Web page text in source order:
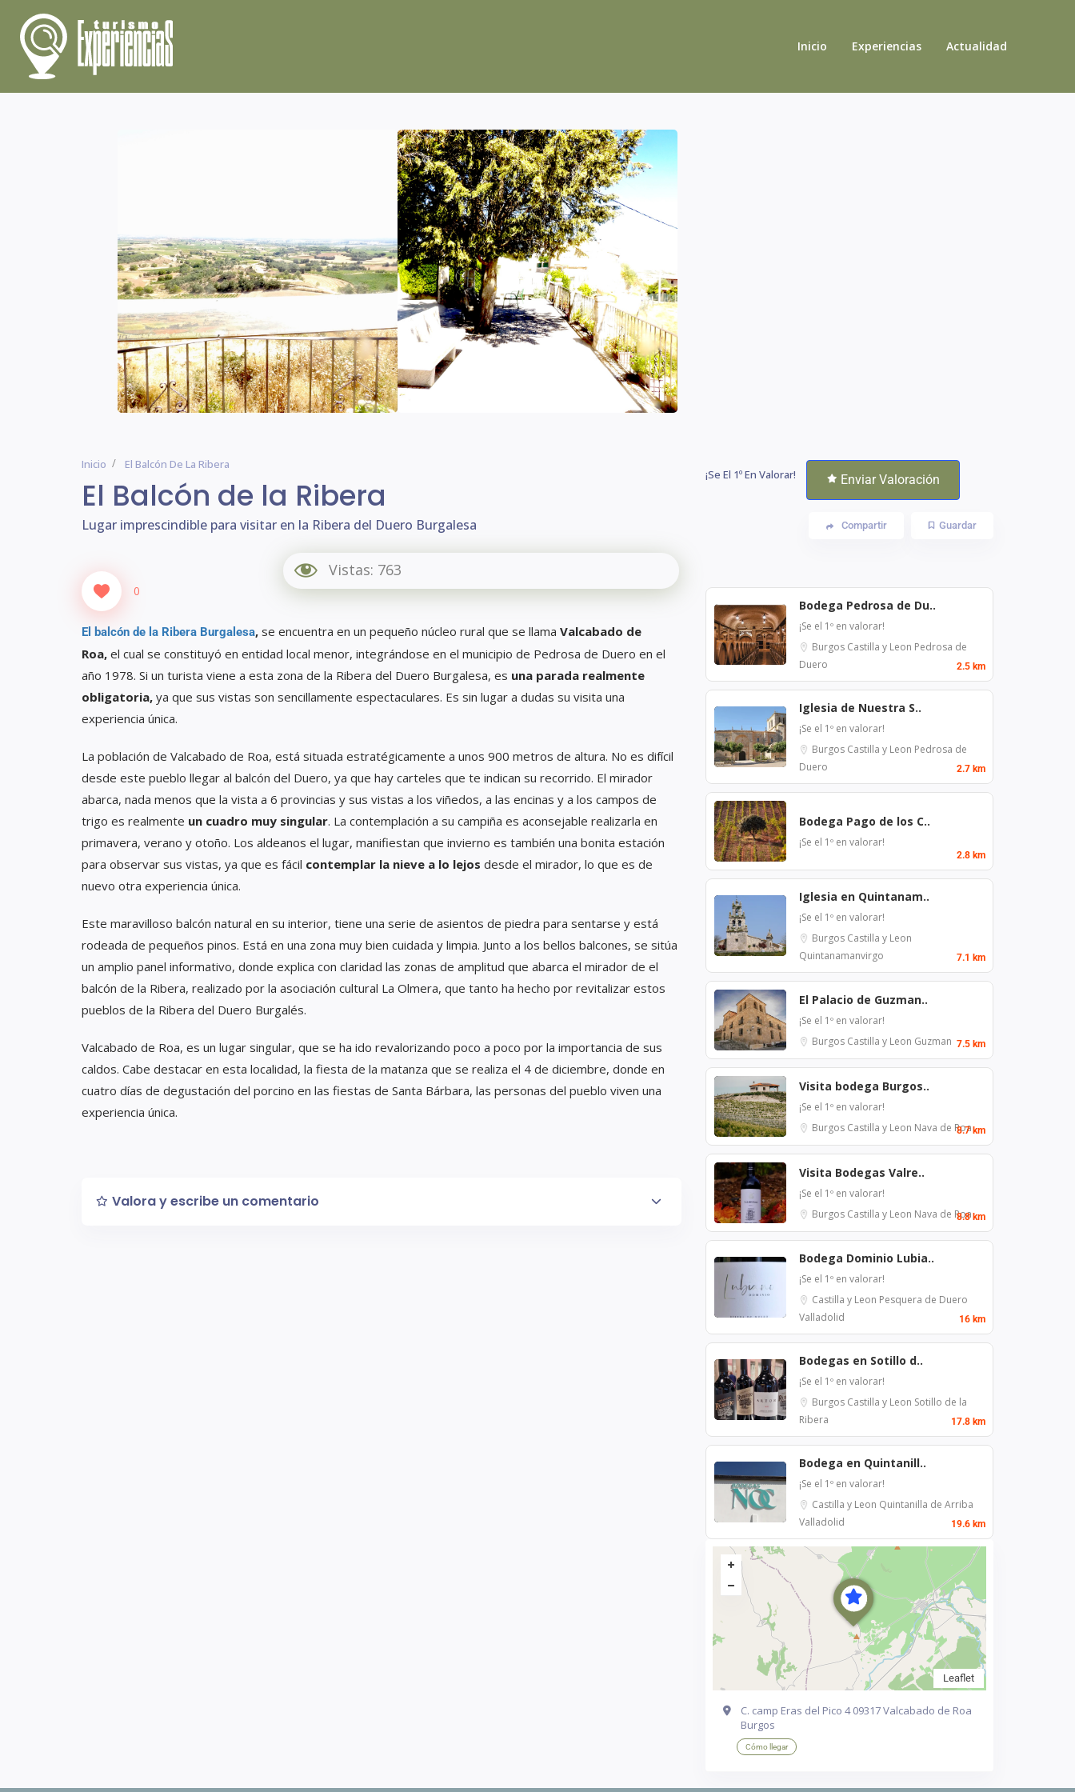
Inicio Experiencias Actualidad
Inicio El Balcón De La Ribera
El Balcón de la Ribera
Lugar imprescindible para visitar en la Ribera del Duero Burgalesa
¡Se El 1º En Valorar! Enviar Valoración
Guardar
Compartir
0
Vistas: 763
El balcón de la Ribera Burgalesa, se encuentra en un pequeño núcleo rural que se llama Valcabado de
Roa, el cual se constituyó en entidad local menor, integrándose en el municipio de Pedrosa de Duero en el
año 1978. Si un turista viene a esta zona de la Ribera del Duero Burgalesa, es una parada realmente
obligatoria, ya que sus vistas son sencillamente espectaculares. Es sin lugar a dudas su visita una
experiencia única.
La población de Valcabado de Roa, está situada estratégicamente a unos 900 metros de altura. No es difícil
desde este pueblo llegar al balcón del Duero, ya que hay carteles que te indican su recorrido. El mirador
abarca, nada menos que la vista a 6 provincias y sus vistas a los viñedos, a las encinas y a los campos de
trigo es realmente un cuadro muy singular. La contemplación a su campiña es aconsejable realizarla en
primavera, verano y otoño. Los aldeanos el lugar, manifiestan que invierno es también una bonita estación
para observar sus vistas, ya que es fácil contemplar la nieve a lo lejos desde el mirador, lo que es de
nuevo otra experiencia única.
Este maravilloso balcón natural en su interior, tiene una serie de asientos de piedra para sentarse y está
rodeada de pequeños pinos. Está en una zona muy bien cuidada y limpia. Junto a los bellos balcones, se sitúa
un amplio panel informativo, donde explica con claridad las zonas de amplitud que abarca el mirador de el
balcón de la Ribera, realizado por la asociación cultural La Olmera, que tanto ha hecho por revitalizar estos
pueblos de la Ribera del Duero Burgalés.
Valcabado de Roa, es un lugar singular, que se ha ido revalorizando poco a poco por la importancia de sus
caldos. Cabe destacar en esta localidad, la fiesta de la matanza que se realiza el 4 de diciembre, donde en
cuatro días de degustación del porcino en las fiestas de Santa Bárbara, las personas del pueblo viven una
experiencia única.
Valora y escribe un comentario
Bodega Pedrosa de Du..
¡Se el 1º en valorar!
Burgos Castilla y Leon Pedrosa de
Duero
2.5 km
Iglesia de Nuestra S..
¡Se el 1º en valorar!
Burgos Castilla y Leon Pedrosa de
Duero
2.7 km
Bodega Pago de los C..
¡Se el 1º en valorar!
2.8 km
Iglesia en Quintanam..
¡Se el 1º en valorar!
Burgos Castilla y Leon
Quintanamanvirgo
7.1 km
El Palacio de Guzman..
¡Se el 1º en valorar!
Burgos Castilla y Leon Guzman 7.5 km
Visita bodega Burgos..
¡Se el 1º en valorar!
Burgos Castilla y Leon Nava de Roa8.7 km
Visita Bodegas Valre..
¡Se el 1º en valorar!
Burgos Castilla y Leon Nava de Roa8.8 km
Bodega Dominio Lubia..
¡Se el 1º en valorar!
Castilla y Leon Pesquera de Duero
Valladolid
16 km
Bodegas en Sotillo d..
¡Se el 1º en valorar!
Burgos Castilla y Leon Sotillo de la
Ribera
17.8 km
Bodega en Quintanill..
¡Se el 1º en valorar!
Castilla y Leon Quintanilla de Arriba
Valladolid
19.6 km
Leaflet
C. camp Eras del Pico 4 09317 Valcabado de Roa
Burgos
Cómo llegar